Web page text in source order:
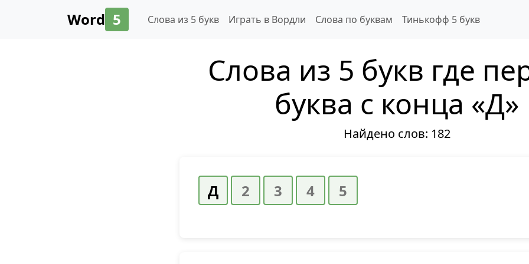
Word 5 Слова из 5 букв Играть в Вордли Слова по буквам Тинькофф 5 букв
Слова из 5 букв где
буква с конца «Д»
Найдено слов: 182